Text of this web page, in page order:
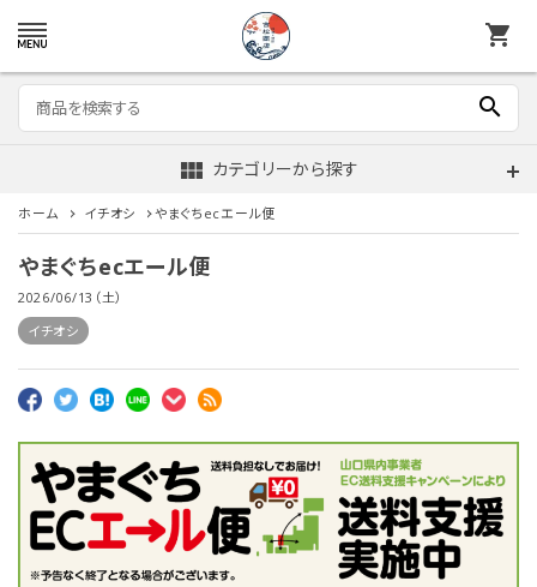
shopping_cart
search
view_module カテゴリーから探す
ホーム イチオシ やまぐちecエール便
やまぐちecエール便
2026/06/13（土）
イチオシ